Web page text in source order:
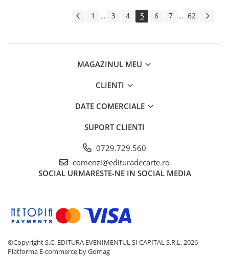
1 ... 3 4 5 6 7 ... 62
MAGAZINUL MEU
CLIENTI
DATE COMERCIALE
SUPORT CLIENTI
0729.729.560
comenzi@edituradecarte.ro
SOCIAL URMARESTE-NE IN SOCIAL MEDIA
©Copyright S.C. EDITURA EVENIMENTUL SI CAPITAL S.R.L. 2026
Platforma E-commerce by Gomag